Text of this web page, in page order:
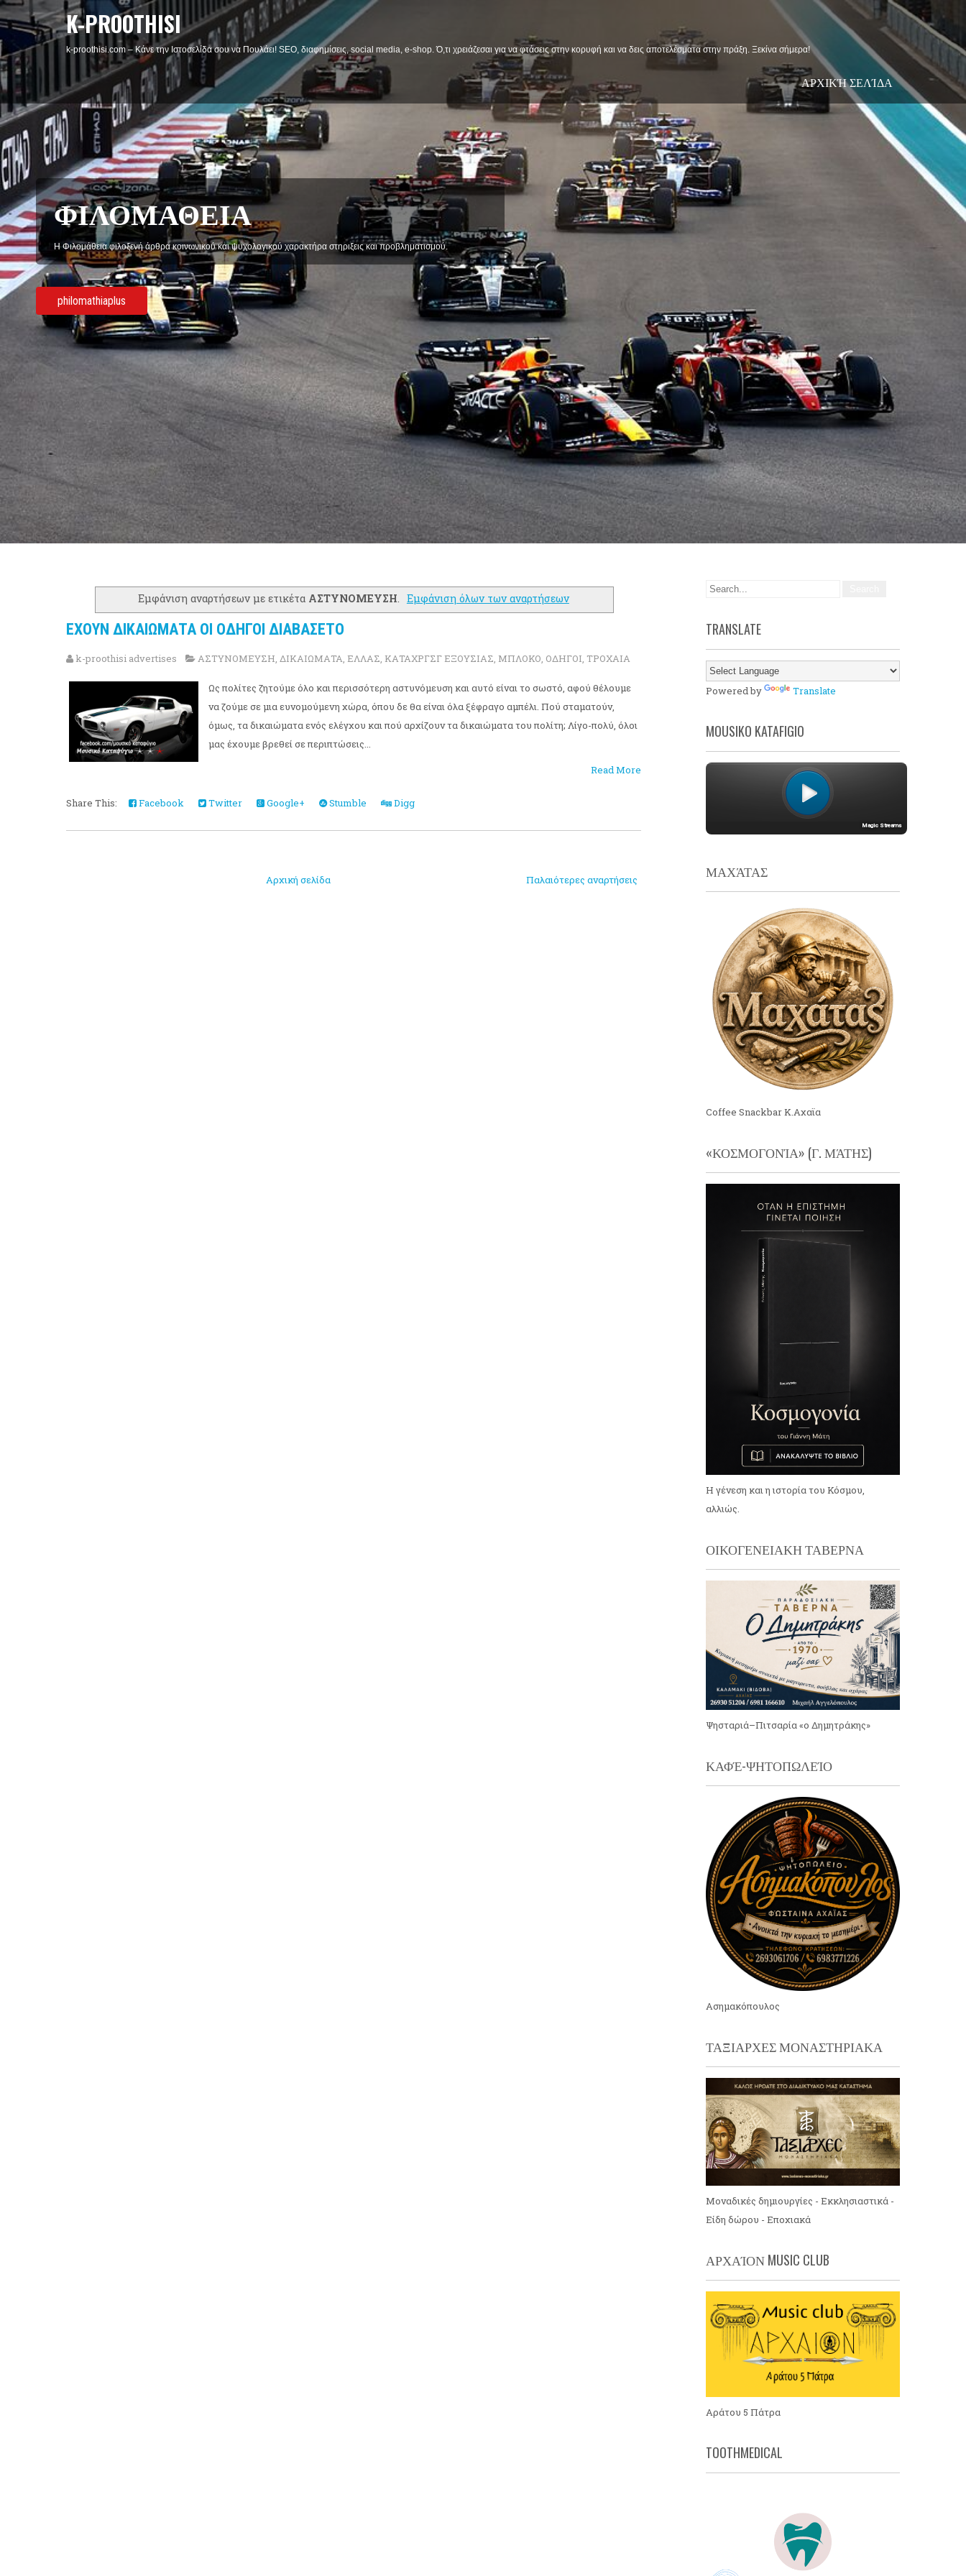
K-PROOTHISI
k-proothisi.com – Κάνε την Ιστοσελίδα σου να Πουλάει! SEO, διαφημίσεις, social media, e-shop. Ό,τι χρειάζεσαι για να φτάσεις στην κορυφή και να δεις αποτελέσματα στην πράξη. Ξεκίνα σήμερα!
ΑΡΧΙΚΉ ΣΕΛΊΔΑ
ΦΙΛΟΜΑΘΕΙΑ
Η Φιλομάθεια φιλοξενή άρθρα κοινωνικού και ψυχολογικού χαρακτήρα στηριξεις και προβληματισμού.
philomathiaplus
Εμφάνιση αναρτήσεων με ετικέτα ΑΣΤΥΝΟΜΕΥΣΗ. Εμφάνιση όλων των αναρτήσεων
ΕΧΟΥΝ ΔΙΚΑΙΩΜΑΤΑ ΟΙ ΟΔΗΓΟΙ ΔΙΑΒΑΣΕΤΟ
k-proothisi advertises ΑΣΤΥΝΟΜΕΥΣΗ ΔΙΚΑΙΩΜΑΤΑ ΕΛΛΑΣ ΚΑΤΑΧΡΓΣΓ ΕΞΟΥΣΙΑΣ ΜΠΛΟΚΟ ΟΔΗΓΟΙ ΤΡΟΧΑΙΑ
Ως πολίτες ζητούμε όλο και περισσότερη αστυνόμευση και αυτό είναι το σωστό, αφού θέλουμε
να ζούμε σε μια ευνομούμενη χώρα, όπου δε θα είναι όλα ξέφραγο αμπέλι. Πού σταματούν,
όμως, τα δικαιώματα ενός ελέγχου και πού αρχίζουν τα δικαιώματα του πολίτη; Λίγο-πολύ, όλοι
μας έχουμε βρεθεί σε περιπτώσεις...
Read More
Share This: Facebook Twitter Google+ Stumble Digg
Παλαιότερες αναρτήσεις
Αρχική σελίδα
TRANSLATE
Powered by Translate
MOUSIKO KATAFIGIO
ΜΑΧΆΤΑΣ
Coffee Snackbar Κ.Αχαϊα
«ΚΟΣΜΟΓΟΝΊΑ» (Γ. ΜΆΤΗΣ)
Η γένεση και η ιστορία του Κόσμου,
αλλιώς.
ΟΙΚΟΓΕΝΕΙΑΚΗ ΤΑΒΕΡΝΑ
Ψησταριά–Πιτσαρία «ο Δημητράκης»
ΚΑΦΈ-ΨΗΤΟΠΩΛΕΊΟ
Ασημακόπουλος
ΤΑΞΙΑΡΧΕΣ ΜΟΝΑΣΤΗΡΙΑΚΑ
Μοναδικές δημιουργίες - Εκκλησιαστικά -
Είδη δώρου - Εποχιακά
ΑΡΧΑΊΟΝ MUSIC CLUB
Αράτου 5 Πάτρα
TOOTHMEDICAL